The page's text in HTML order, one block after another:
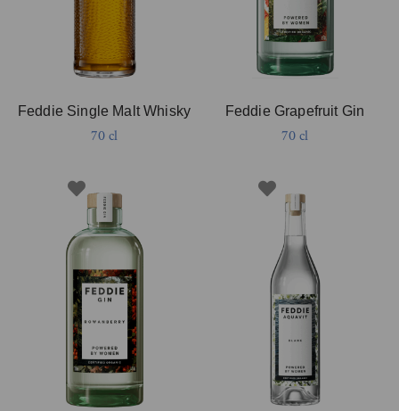
Feddie Single Malt Whisky
70 cl
Feddie Grapefruit Gin
70 cl